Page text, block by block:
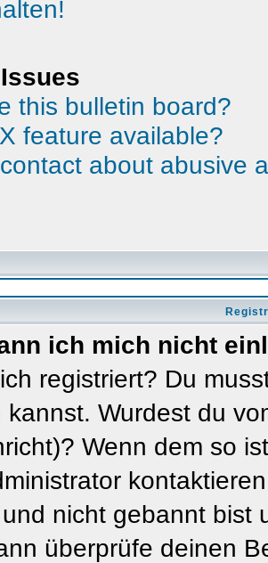
this bulletin board?
feature available?
about abusive
ich mich nicht
registriert? Du
kannst. Wurdest du
Wenn dem so
nicht gebannt bist
überprüfe deinen